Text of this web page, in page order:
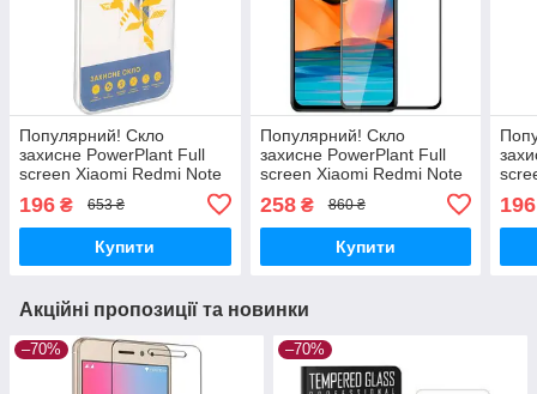
Популярний! Скло
захисне PowerPlant Full
screen Xiaomi Redmi Note
Краща якість тільки на
Nukleon.com.ua
196 ₴ 653 ₴
Купити
Популярний! Скло
захисне PowerPlant Full
screen Xiaomi Redmi Note
Краща якість тільки на
Nukleon.com.ua
258₴ 860 ₴
Купити
196
Акційні пропозиції та новинки
–70% –70%